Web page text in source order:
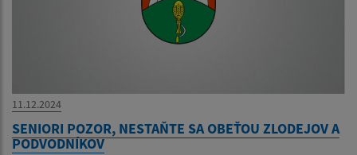
11.12.2024
SENIORI POZOR, NESTAŇTE SA OBEŤOU ZLODEJOV A
PODVODNÍKOV